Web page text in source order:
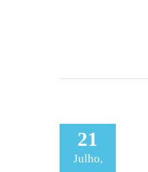
21
Julho,